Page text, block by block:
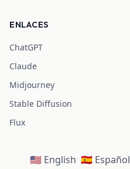
ENLACES
ChatGPT
Claude
Midjourney
Stable Diffusion
Flux
🇺🇸 English 🇪🇸 Español